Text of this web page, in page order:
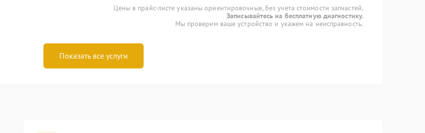
Цены в прайс-листе указаны ориентировочные, без учета стоимости запчастей.
Записывайтесь на бесплатную диагностику.
Мы проверим ваше устройство и укажем на неисправность.
Показать все услуги